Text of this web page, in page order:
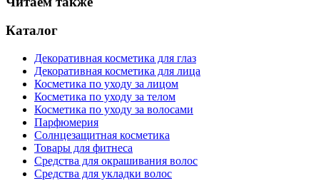
Каталог
Декоративная косметика для глаз
Декоративная косметика для лица
Косметика по уходу за лицом
Косметика по уходу за телом
Косметика по уходу за волосами
Парфюмерия
Солнцезащитная косметика
Товары для фитнеса
Средства для окрашивания волос
Средства для укладки волос